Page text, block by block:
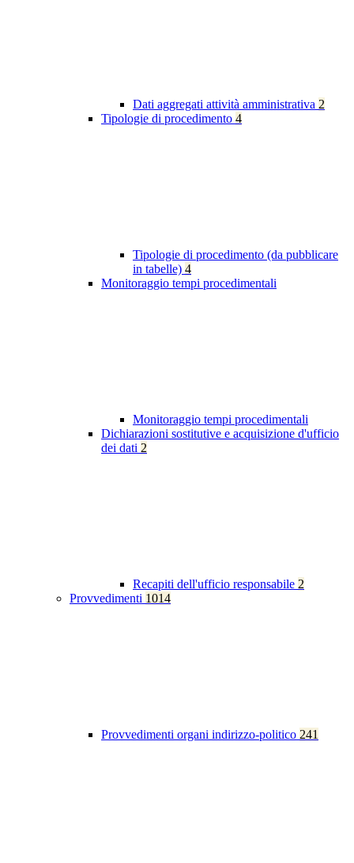
Dati aggregati attività amministrativa 2
Tipologie di procedimento 4
Tipologie di procedimento (da pubblicare
in tabelle) 4
Monitoraggio tempi procedimentali
Monitoraggio tempi procedimentali
Dichiarazioni sostitutive e acquisizione d'ufficio
dei dati 2
Recapiti dell'ufficio responsabile 2
Provvedimenti 1014
Provvedimenti organi indirizzo-politico 241